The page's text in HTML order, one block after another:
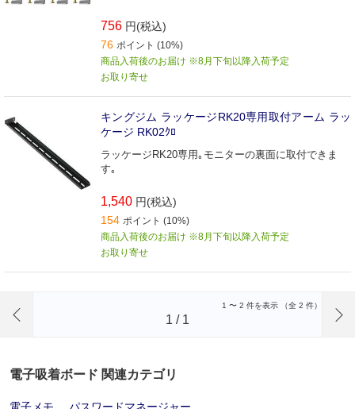
756 円(税込)
76 ポイント (10%)
商品入荷後のお届け ※8月下旬以降入荷予定
お取り寄せ
キングジム ラッケージRK20専用取付アーム ラッ
ケージ RK02ｸﾛ
ラッケージRK20専用｡モニターの裏面に取付できま
す｡
1,540 円(税込)
154 ポイント (10%)
商品入荷後のお届け ※8月下旬以降入荷予定
お取り寄せ
1 〜 2 件を表示 （全 2 件）
1 / 1
電子吸着ボード 関連カテゴリ